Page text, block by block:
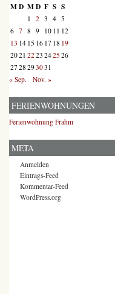
MD MD F S S
1 2 3 4 5
6 7 8 9 10 11 12
13 14 15 16 17 18 19
2021 2223 2425 26
27 28 293031
« Sep.
Nov. »
FERIENWOHNUNGEN
Ferienwohnung Frahm
META
Anmelden
Eintrags-Feed
Kommentar-Feed
WordPress.org